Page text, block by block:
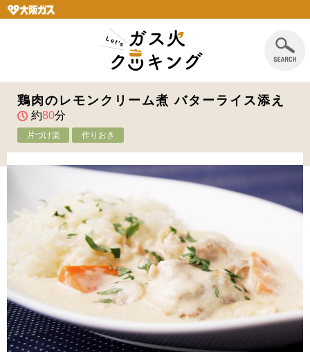
鶏肉のレモンクリーム煮 バターライス添え
約80分
片づけ楽 作りおき